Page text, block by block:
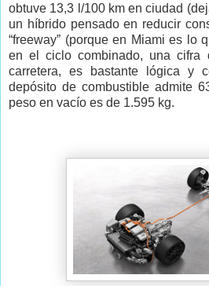
obtuve 13,3 l/100 km en ciudad
un híbrido pensado en reducir
“freeway” (porque en Miami es lo
en el ciclo combinado, una
carretera, es bastante lógica y
depósito de combustible admite
peso en vacío es de 1.595 kg.